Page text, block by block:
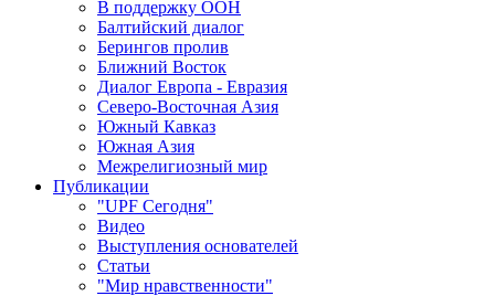
В поддержку ООН
Балтийский диалог
Берингов пролив
Ближний Восток
Диалог Европа - Евразия
Северо-Восточная Азия
Южный Кавказ
Южная Азия
Межрелигиозный мир
Публикации
"UPF Сегодня"
Видео
Выступления основателей
Статьи
"Мир нравственности"